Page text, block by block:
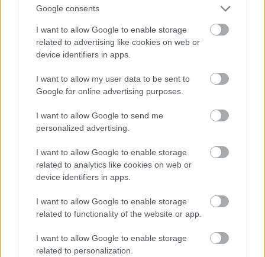
Google consents
I want to allow Google to enable storage
related to advertising like cookies on web or
device identifiers in apps.
I want to allow my user data to be sent to
Google for online advertising purposes.
I want to allow Google to send me
personalized advertising.
I want to allow Google to enable storage
related to analytics like cookies on web or
device identifiers in apps.
I want to allow Google to enable storage
related to functionality of the website or app.
I want to allow Google to enable storage
related to personalization.
Koppenhága főpályaudvarának peronjai...